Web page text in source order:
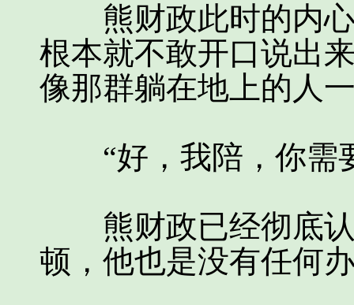
熊财政此时的内心
根本就不敢开口说出
像那群躺在地上的人
“好，我陪，你需
熊财政已经彻底认
顿，他也是没有任何